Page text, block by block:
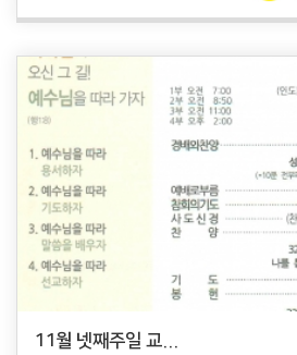
11월 넷째주일 교...